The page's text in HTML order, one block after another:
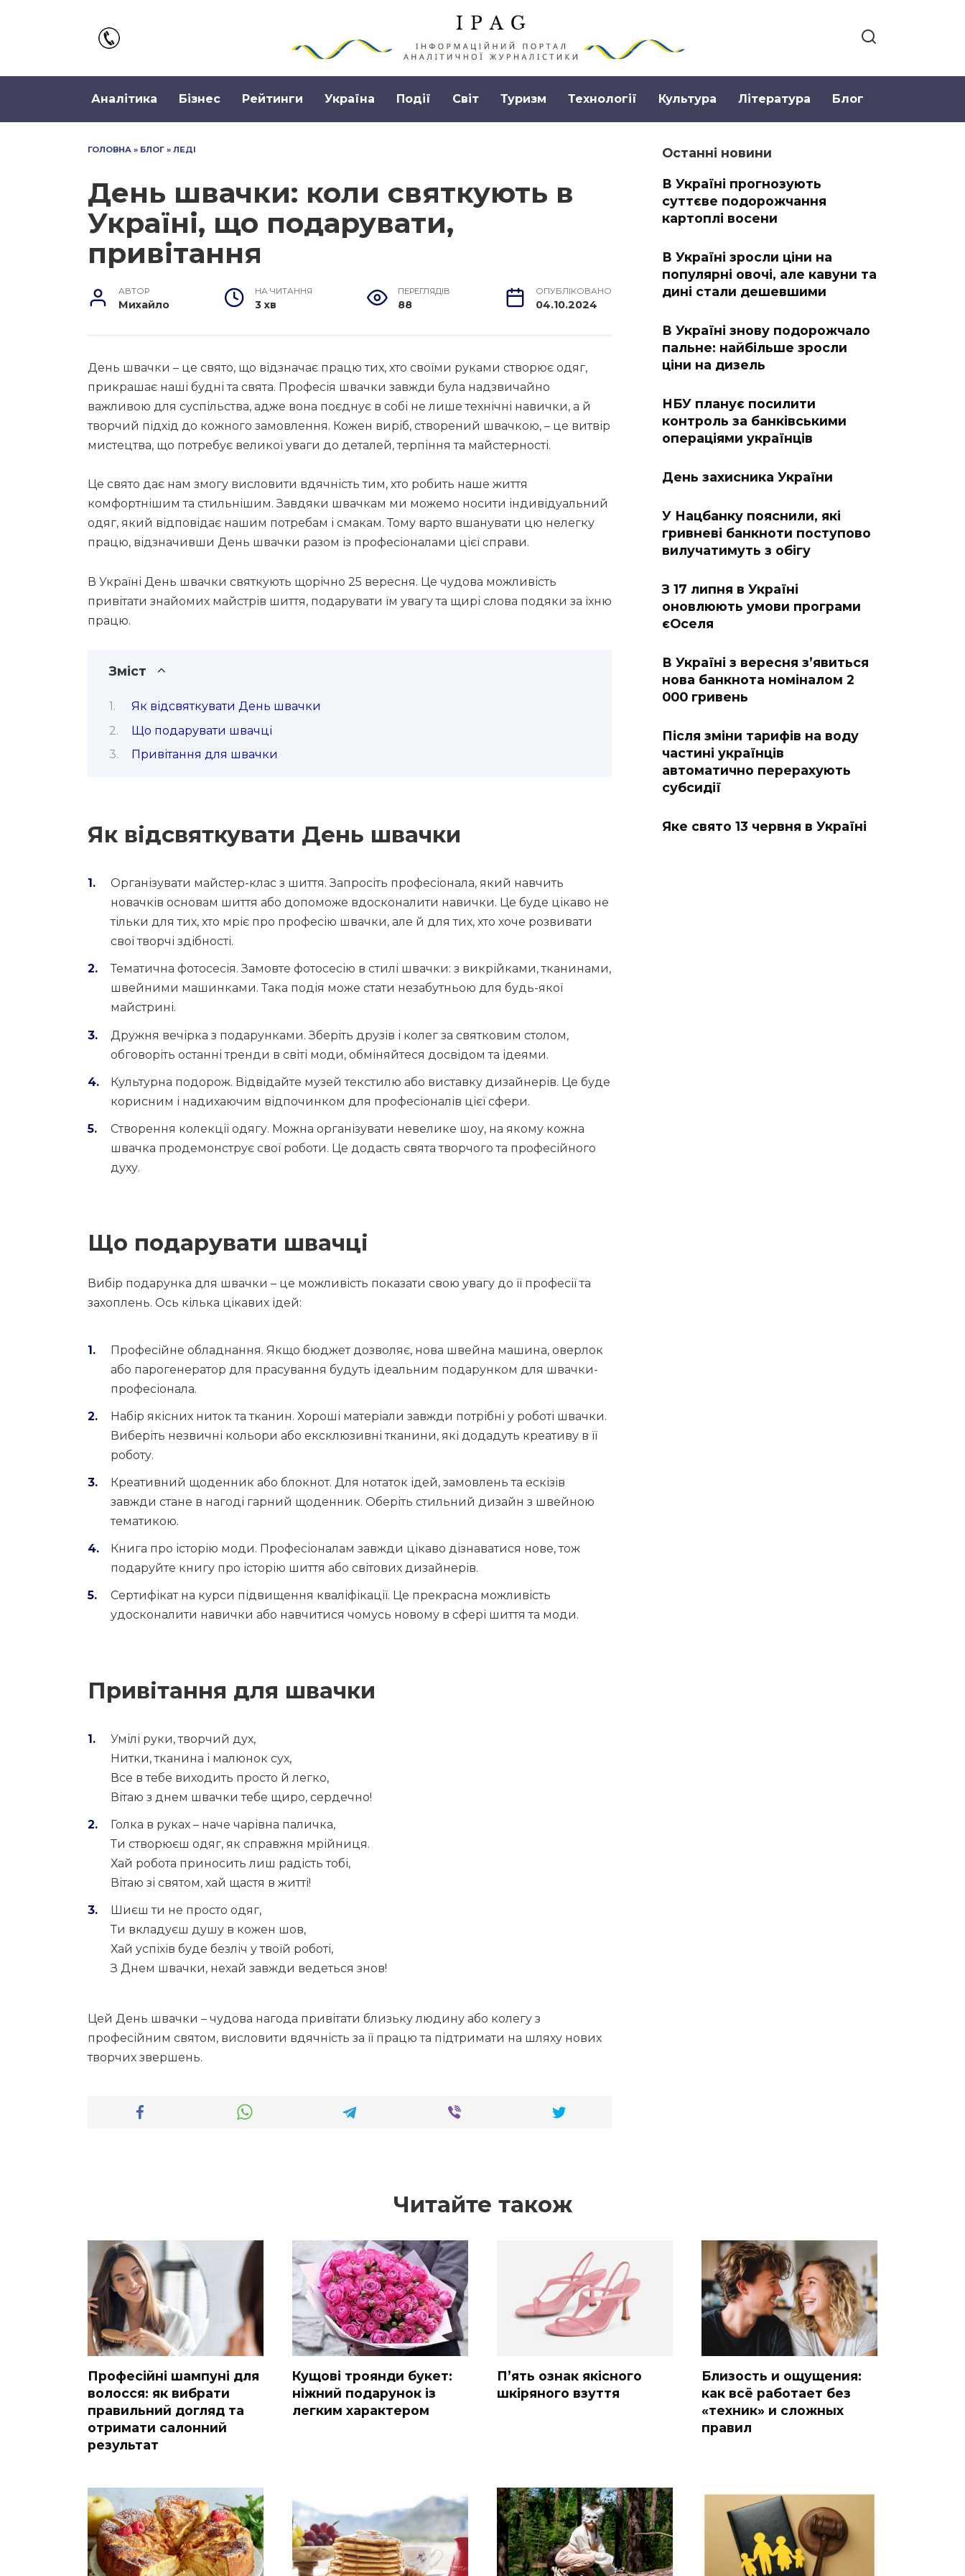
Аналітика Бізнес Рейтинги Україна Події Світ Туризм Технології Культура Література Блог
ГОЛОВНА » БЛОГ » ЛЕДІ
День швачки: коли святкують в
Україні, що подарувати,
привітання
АВТОР
Михайло
НА ЧИТАННЯ
3 хв
ПЕРЕГЛЯДІВ
88
ОПУБЛІКОВАНО
04.10.2024
День швачки – це свято, що відзначає працю тих, хто своїми руками створює одяг,
прикрашає наші будні та свята. Професія швачки завжди була надзвичайно
важливою для суспільства, адже вона поєднує в собі не лише технічні навички, а й
творчий підхід до кожного замовлення. Кожен виріб, створений швачкою, – це витвір
мистецтва, що потребує великої уваги до деталей, терпіння та майстерності.
Це свято дає нам змогу висловити вдячність тим, хто робить наше життя
комфортнішим та стильнішим. Завдяки швачкам ми можемо носити індивідуальний
одяг, який відповідає нашим потребам і смакам. Тому варто вшанувати цю нелегку
працю, відзначивши День швачки разом із професіоналами цієї справи.
В Україні День швачки святкують щорічно 25 вересня. Це чудова можливість
привітати знайомих майстрів шиття, подарувати їм увагу та щирі слова подяки за їхню
працю.
Зміст
Як відсвяткувати День швачки
Що подарувати швачці
Привітання для швачки
Як відсвяткувати День швачки
Організувати майстер-клас з шиття. Запросіть професіонала, який навчить
новачків основам шиття або допоможе вдосконалити навички. Це буде цікаво не
тільки для тих, хто мріє про професію швачки, але й для тих, хто хоче розвивати
свої творчі здібності.
Тематична фотосесія. Замовте фотосесію в стилі швачки: з викрійками, тканинами,
швейними машинками. Така подія може стати незабутньою для будь-якої
майстрині.
Дружня вечірка з подарунками. Зберіть друзів і колег за святковим столом,
обговоріть останні тренди в світі моди, обміняйтеся досвідом та ідеями.
Культурна подорож. Відвідайте музей текстилю або виставку дизайнерів. Це буде
корисним і надихаючим відпочинком для професіоналів цієї сфери.
Створення колекції одягу. Можна організувати невелике шоу, на якому кожна
швачка продемонструє свої роботи. Це додасть свята творчого та професійного
духу.
Що подарувати швачці
Вибір подарунка для швачки – це можливість показати свою увагу до її професії та
захоплень. Ось кілька цікавих ідей:
Професійне обладнання. Якщо бюджет дозволяє, нова швейна машина, оверлок
або парогенератор для прасування будуть ідеальним подарунком для швачки-
професіонала.
Набір якісних ниток та тканин. Хороші матеріали завжди потрібні у роботі швачки.
Виберіть незвичні кольори або ексклюзивні тканини, які додадуть креативу в її
роботу.
Креативний щоденник або блокнот. Для нотаток ідей, замовлень та ескізів
завжди стане в нагоді гарний щоденник. Оберіть стильний дизайн з швейною
тематикою.
Книга про історію моди. Професіоналам завжди цікаво дізнаватися нове, тож
подаруйте книгу про історію шиття або світових дизайнерів.
Сертифікат на курси підвищення кваліфікації. Це прекрасна можливість
удосконалити навички або навчитися чомусь новому в сфері шиття та моди.
Привітання для швачки
Умілі руки, творчий дух,
Нитки, тканина і малюнок сух,
Все в тебе виходить просто й легко,
Вітаю з днем швачки тебе щиро, сердечно!
Голка в руках – наче чарівна паличка,
Ти створюєш одяг, як справжня мрійниця.
Хай робота приносить лиш радість тобі,
Вітаю зі святом, хай щастя в житті!
Шиєш ти не просто одяг,
Ти вкладуєш душу в кожен шов,
Хай успіхів буде безліч у твоїй роботі,
З Днем швачки, нехай завжди ведеться знов!
Цей День швачки – чудова нагода привітати близьку людину або колегу з
професійним святом, висловити вдячність за її працю та підтримати на шляху нових
творчих звершень.
Останні новини
В Україні прогнозують
суттєве подорожчання
картоплі восени
В Україні зросли ціни на
популярні овочі, але кавуни та
дині стали дешевшими
В Україні знову подорожчало
пальне: найбільше зросли
ціни на дизель
НБУ планує посилити
контроль за банківськими
операціями українців
День захисника України
У Нацбанку пояснили, які
гривневі банкноти поступово
вилучатимуть з обігу
З 17 липня в Україні
оновлюють умови програми
єОселя
В Україні з вересня з’явиться
нова банкнота номіналом 2
000 гривень
Після зміни тарифів на воду
частині українців
автоматично перерахують
субсидії
Яке свято 13 червня в Україні
Читайте також
Професійні шампуні для
волосся: як вибрати
правильний догляд та
отримати салонний
результат
Кущові троянди букет:
ніжний подарунок із
легким характером
П’ять ознак якісного
шкіряного взуття
Близость и ощущения:
как всё работает без
«техник» и сложных
правил